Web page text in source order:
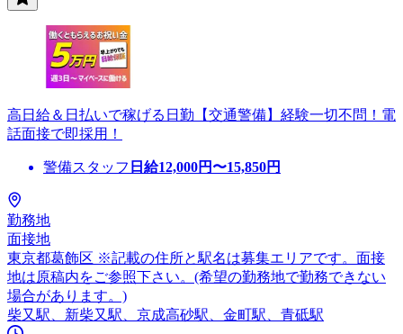
高日給＆日払いで稼げる日勤【交通警備】経験一切不問！電
話面接で即採用！
警備スタッフ 日給12,000円〜15,850円
勤務地
面接地
東京都葛飾区 ※記載の住所と駅名は募集エリアです。面接
地は原稿内をご参照下さい。(希望の勤務地で勤務できない
場合があります。)
柴又駅、新柴又駅、京成高砂駅、金町駅、青砥駅